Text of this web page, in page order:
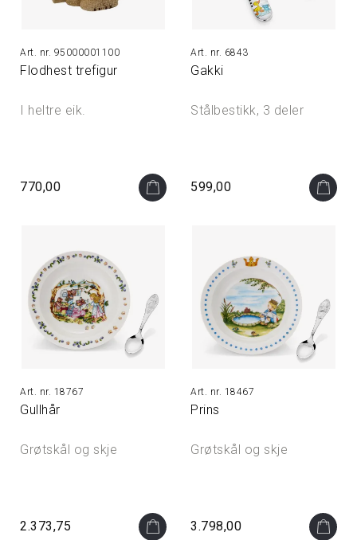
95000001100
Flodhest trefigur
I heltre eik.
770,00
6843
Gakki
Stålbestikk, 3 deler
599,00
18767
Gullhår
Grøtskål og skje
2.373,75
18467
Prins
Grøtskål og skje
3.798,00